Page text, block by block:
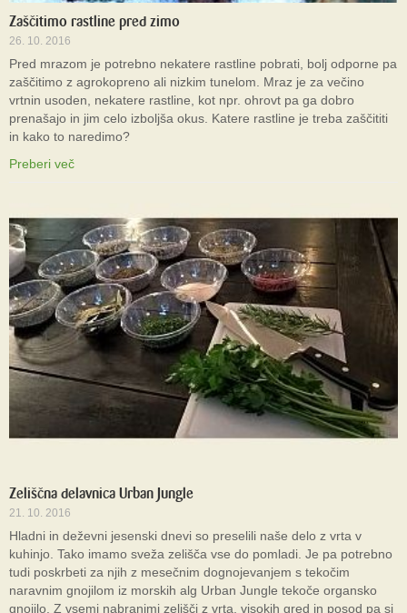
Zaščitimo rastline pred zimo
26. 10. 2016
Pred mrazom je potrebno nekatere rastline pobrati, bolj odporne pa
zaščitimo z agrokopreno ali nizkim tunelom. Mraz je za večino
vrtnin usoden, nekatere rastline, kot npr. ohrovt pa ga dobro
prenašajo in jim celo izboljša okus. Katere rastline je treba zaščititi
in kako to naredimo?
Preberi več
Zeliščna delavnica Urban Jungle
21. 10. 2016
Hladni in deževni jesenski dnevi so preselili naše delo z vrta v
kuhinjo. Tako imamo sveža zelišča vse do pomladi. Je pa potrebno
tudi poskrbeti za njih z mesečnim dognojevanjem s tekočim
naravnim gnojilom iz morskih alg Urban Jungle tekoče organsko
gnojilo. Z vsemi nabranimi zelišči z vrta, visokih gred in posod pa si